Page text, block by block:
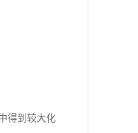
得到较大化